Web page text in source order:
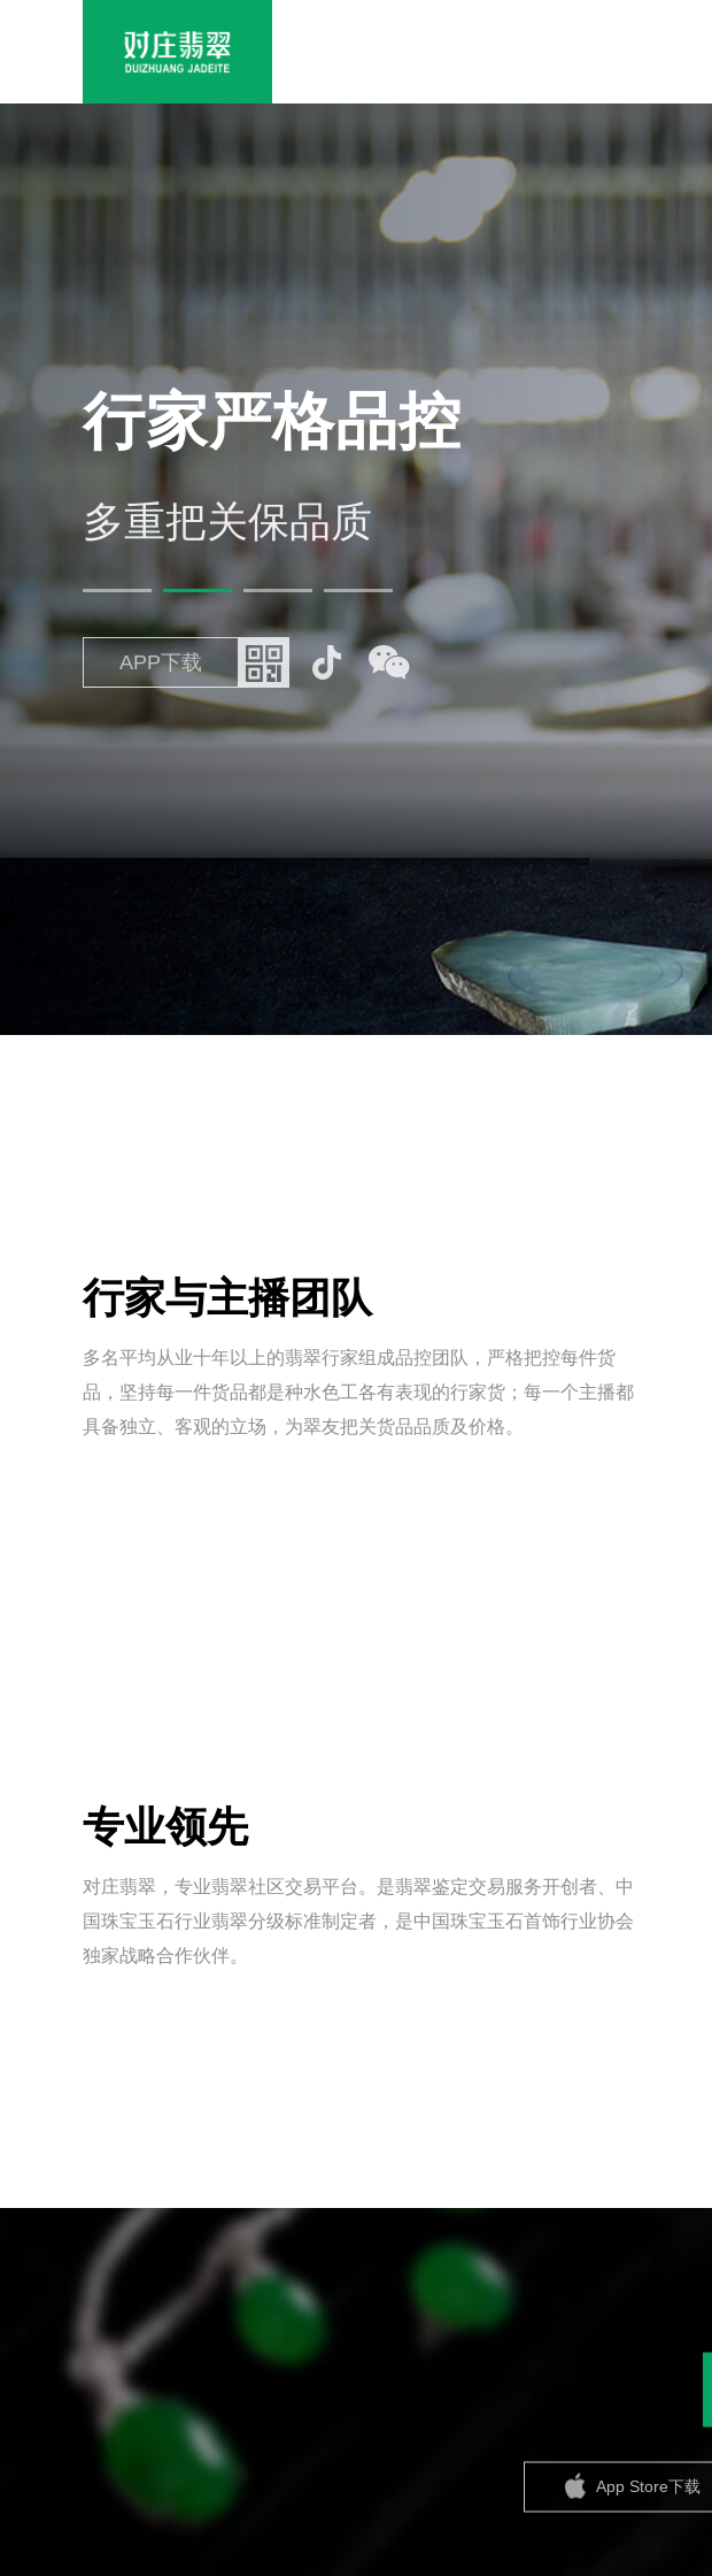
行家严格品控
多重把关保品质
APP下载
行家与主播团队
多名平均从业⼗年以上的翡翠⾏家组成品控团队，严格把控每件货
品，坚持每⼀件货品都是种水色工各有表现的⾏家货；每⼀个主播都
具备独立、客观的⽴场，为翠友把关货品品质及价格。
专业领先
对庄翡翠，专业翡翠社区交易平台。是翡翠鉴定交易服务开创者、中
国珠宝玉石行业翡翠分级标准制定者，是中国珠宝玉⽯⾸饰⾏业协会
独家战略合作伙伴。
App Store下载